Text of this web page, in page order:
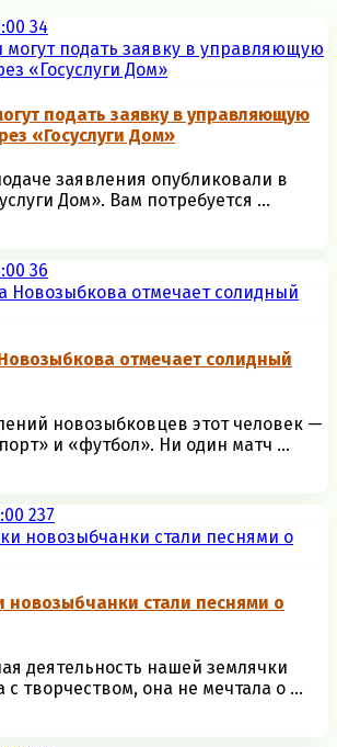
34
подать заявку в управляющую
«Госуслуги Дом»
заявления опубликовали в
Дом». Вам потребуется ...
36
отмечает солидный
новозыбковцев этот человек —
и «футбол». Ни один матч ...
237
новозыбчанки стали песнями о
деятельность нашей землячки
с творчеством, она не мечтала о ...